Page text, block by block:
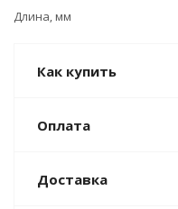
Длина, мм
Как купить
Оплата
Доставка